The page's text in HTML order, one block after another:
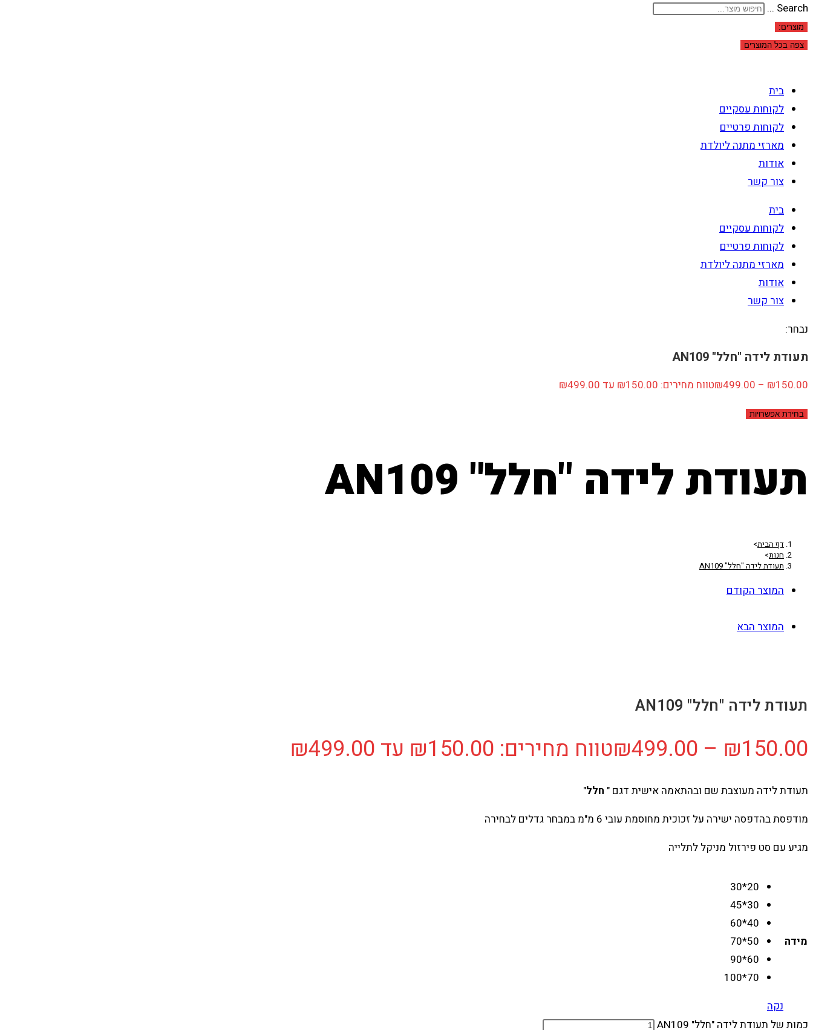
Search ...
מוצרים:
צפה בכל המוצרים
בית
לקוחות עסקיים
לקוחות פרטיים
מארזי מתנה ליולדת
אודות
צור קשר
בית
לקוחות עסקיים
לקוחות פרטיים
מארזי מתנה ליולדת
אודות
צור קשר
נבחר:
תעודת לידה "חלל" AN109
₪150.00
–
₪499.00 טווח מחירים: ⁦₪150.00⁩ עד ⁦₪499.00⁩
בחירת אפשרויות
תעודת לידה "חלל" AN109
דף הבית>
חנות>
תעודת לידה "חלל" AN109
המוצר הקודם
המוצר הבא
תעודת לידה "חלל" AN109
₪150.00
–
₪499.00 טווח מחירים: ⁦₪150.00⁩ עד ⁦₪499.00⁩
תעודת לידה מעוצבת שם ובהתאמה אישית דגם " חלל"
מודפסת בהדפסה ישירה על זכוכית מחוסמת עובי 6 מ"מ במבחר גדלים לבחירה
מגיע עם סט פירזול מניקל לתלייה
מידה
20*30
30*45
40*60
50*70
60*90
70*100
נקה
כמות של תעודת לידה "חלל" AN109